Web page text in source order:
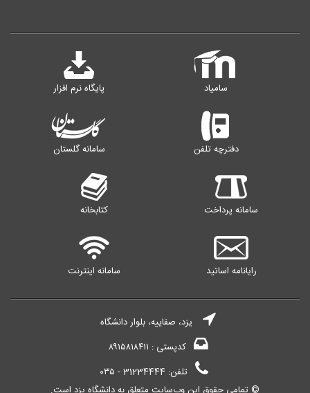
سامیاد پایگاه نرم افزار
دفترچه تلفن سامانه گلستان
سامانه پرداخت کتابخانه
رایانامه اساتید سامانه اینترنت
یزد، صفاییه، بلوار دانشگاه
کدپستی : ۸۹۱۵۸۱۸۴۱۱
تلفن: 31234444 - ۰۳۵